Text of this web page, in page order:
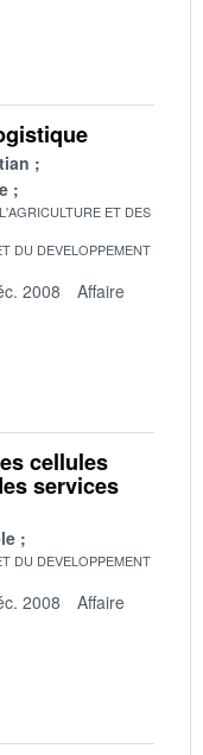
ET DES
DU DEVELOPPEMENT
2008
Affaire
cellules
services
DU DEVELOPPEMENT
2008
Affaire